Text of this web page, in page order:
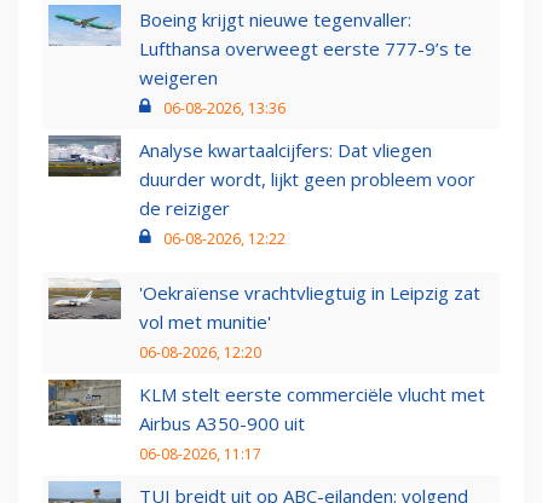
Boeing krijgt nieuwe tegenvaller:
Lufthansa overweegt eerste 777-9’s te
weigeren
06-08-2026, 13:36
Analyse kwartaalcijfers: Dat vliegen
duurder wordt, lijkt geen probleem voor
de reiziger
06-08-2026, 12:22
'Oekraïense vrachtvliegtuig in Leipzig zat
vol met munitie'
06-08-2026, 12:20
KLM stelt eerste commerciële vlucht met
Airbus A350-900 uit
06-08-2026, 11:17
TUI breidt uit op ABC-eilanden: volgend